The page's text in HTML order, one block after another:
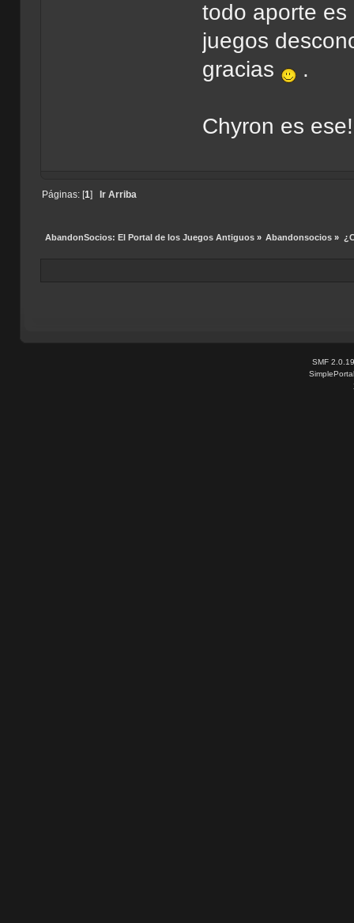
todo aporte
juegos
gracias
.
Chyron es
Páginas: [1] Ir Arriba
AbandonSocios: El Portal de los Juegos Antiguos» Abandonsocios »
SMF 2.0.19